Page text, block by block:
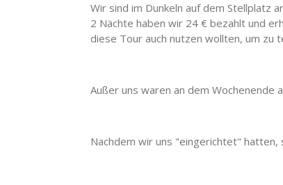
Wir sind im Dunkeln auf dem Stellplatz
2 Nächte haben wir 24 € bezahlt und
diese Tour auch nutzen wollten, um zu
Außer uns waren an dem Wochenende
Nachdem wir uns "eingerichtet" hatten,